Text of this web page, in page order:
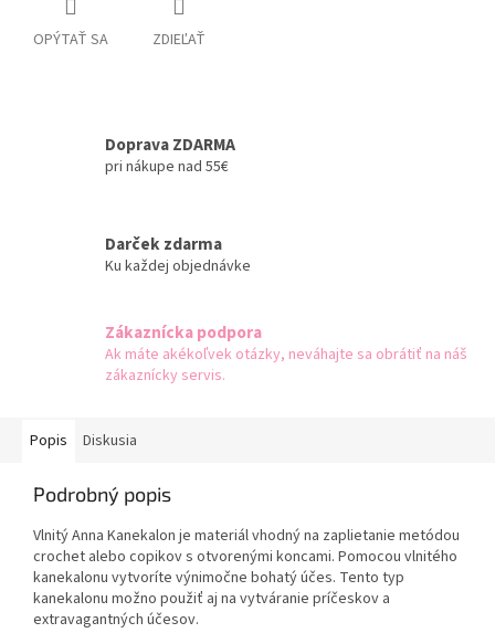
OPÝTAŤ SA ZDIEĽAŤ
Doprava ZDARMA
pri nákupe nad 55€
Darček zdarma
Ku každej objednávke
Zákaznícka podpora
Ak máte akékoľvek otázky, neváhajte sa obrátiť na náš
zákaznícky servis.
Popis Diskusia
Podrobný popis
Vlnitý Anna Kanekalon je materiál vhodný na zaplietanie metódou
crochet alebo copikov s otvorenými koncami. Pomocou vlnitého
kanekalonu vytvoríte výnimočne bohatý účes. Tento typ
kanekalonu možno použiť aj na vytváranie príčeskov a
extravagantných účesov.